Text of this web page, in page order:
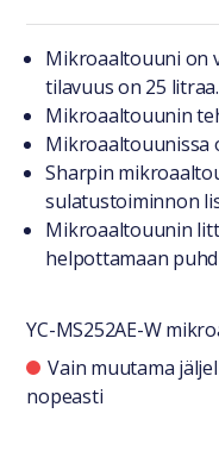
Tuotteesta
Mikroaaltouuni on
tilavuus on 25 litraa.
Mikroaaltouunin
Mikroaaltouunissa
Sharpin
sulatustoiminnon
Mikroaaltouunin
helpottamaan
YC-MS252AE-W
Vain muutama
nopeasti